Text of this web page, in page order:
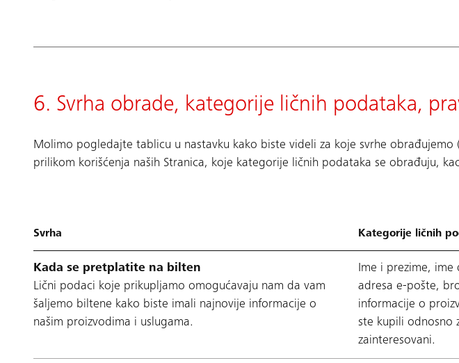
6. Svrha obrade, kategorije ličnih podataka,
Molimo pogledajte tablicu u nastavku kako biste videli za koje svrhe
prilikom korišćenja naših Stranica, koje kategorije ličnih podataka se obrađuju,
Svrha Kategorije ličnih
Kada se pretplatite na bilten
Lični podaci koje prikupljamo omogućavaju nam da vam
šaljemo biltene kako biste imali najnovije informacije o
našim proizvodima i uslugama.
Ime i prezime, ime
adresa e-pošte,
informacije o
ste kupili odnosno
zainteresovani.